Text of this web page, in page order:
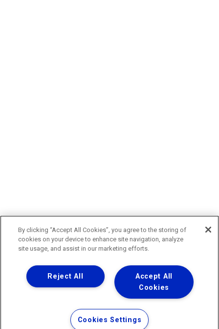
By clicking “Accept All Cookies”, you agree to the storing of
cookies on your device to enhance site navigation, analyze
site usage, and assist in our marketing efforts.
Accept All
Cookies
Reject All
Cookies Settings